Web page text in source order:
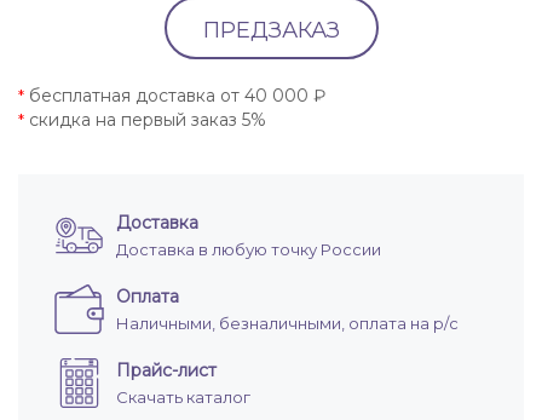
ПРЕДЗАКАЗ
* бесплатная доставка от 40 000 ₽
* скидка на первый заказ 5%
Доставка
Доставка в любую точку России
Оплата
Наличными, безналичными, оплата на р/с
Прайс-лист
Скачать каталог